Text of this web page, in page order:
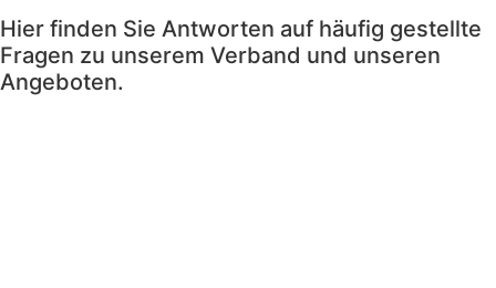
Hier finden Sie Antworten auf häufig gestellte
Fragen zu unserem Verband und unseren
Angeboten.